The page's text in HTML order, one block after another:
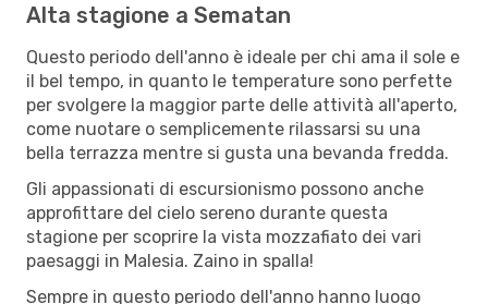
Alta stagione a Sematan
Questo periodo dell'anno è ideale per chi ama il sole e
il bel tempo, in quanto le temperature sono perfette
per svolgere la maggior parte delle attività all'aperto,
come nuotare o semplicemente rilassarsi su una
bella terrazza mentre si gusta una bevanda fredda.
Gli appassionati di escursionismo possono anche
approfittare del cielo sereno durante questa
stagione per scoprire la vista mozzafiato dei vari
paesaggi in Malesia. Zaino in spalla!
Sempre in questo periodo dell'anno hanno luogo